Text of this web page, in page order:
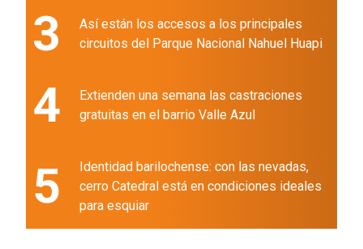
3
Así están los accesos a los principales
circuitos del Parque Nacional Nahuel Huapi
4
Extienden una semana las castraciones
gratuitas en el barrio Valle Azul
5
Identidad barilochense: con las nevadas,
cerro Catedral está en condiciones ideales
para esquiar